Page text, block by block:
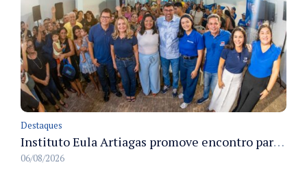
Destaques
Instituto Eula Artiagas promove encontro para discutir melhorias para o bairro Petrópolis
06/08/2026